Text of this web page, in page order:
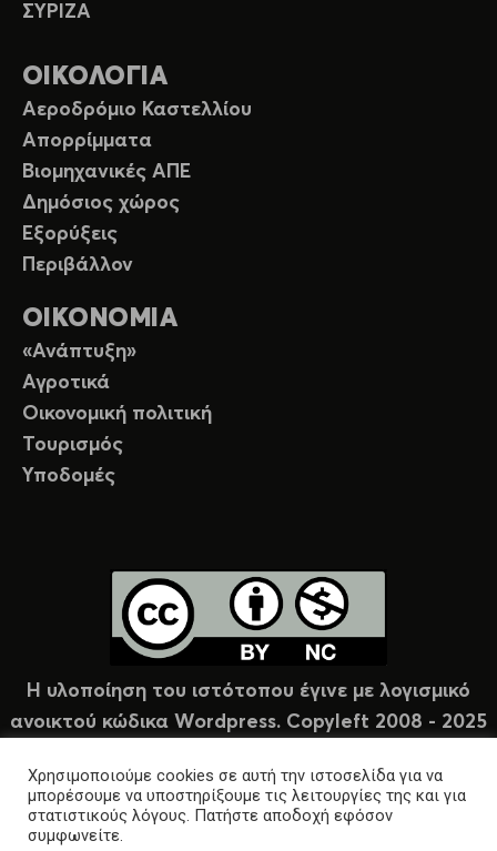
ΣΥΡΙΖΑ
ΟΙΚΟΛΟΓΙΑ
Αεροδρόμιο Καστελλίου
Απορρίμματα
Βιομηχανικές ΑΠΕ
Δημόσιος χώρος
Εξορύξεις
Περιβάλλον
ΟΙΚΟΝΟΜΙΑ
«Ανάπτυξη»
Αγροτικά
Οικονομική πολιτική
Τουρισμός
Υποδομές
Η υλοποίηση του ιστότοπου έγινε με λογισμικό
ανοικτού κώδικα Wordpress. Copyleft 2008 - 2025
Χρησιμοποιούμε cookies σε αυτή την ιστοσελίδα για να
μπορέσουμε να υποστηρίξουμε τις λειτουργίες της και για
στατιστικούς λόγους. Πατήστε αποδοχή εφόσον
συμφωνείτε.